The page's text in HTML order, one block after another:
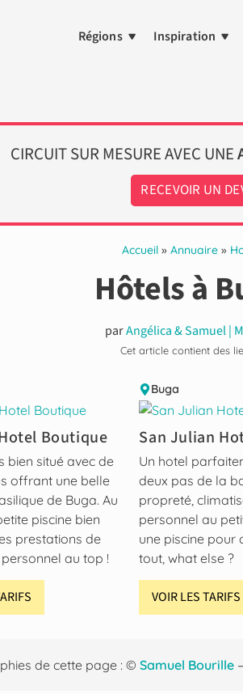
Régions Inspiration
CIRCUIT SUR MESURE AVEC UNE
RECEVOIR UN
Accueil »Annuaire »
Hôtels à
parAngélica & Samuel |
Cet article contient des
Boutique
bien situé avec de
offrant une belle
de Buga. Au
piscine bien
prestations de
au top !
Buga
San Julian
Un hotel
deux pas de la
propreté,
personnel au
une piscine pour
tout, what else ?
VOIR LES TARIFS
de cette page : © Samuel Bourille